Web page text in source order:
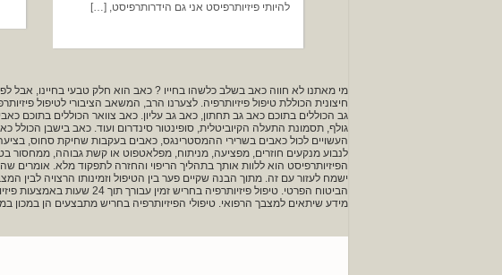
להיותי פיזיותרפיסט אני גם הידרותרפיסט, […]
מי מאתנו לא חווה כאב בשלב כלשהו בחייו ? כאב הוא חלק טבעי בחיינו, אבל
חיצונית הכוללת טיפול פיזיותרפיה. לצערנו הרב, המשאב הציבורי לטיפול
גב הכוללים בתוכם כאב גב תחתון, כאב גב עליון. כאב צוואר הכוללים בתוכם
גולף, תסמונת התעלה הקיוביטלית, סופינטור סינדרום ועוד. כאב בישבן
העשויים לכול כאבים בשרירי ההמסטרינגס, כאבים בעקבות שחיקת סחוס,
לנבוע מנקעים חוזרים, מפציעה, מניתוח, מפלאטפוט או קשת גבוהה, ממחסור
הפיזיותרפיסט הוא ללוות אותך בתהליך הריפוי והחזרה לתפקוד מלא.
ישמח לעזור עם זה. מתוך הבנה שקיים פער בין הטיפול וזמינותו הרצויה לבין
הביטוח הפרטי. טיפול
מידע שיתאים למצבך הרפואי. טיפולי הפיזיותרפיה בחריש מתבצעים הן במכון